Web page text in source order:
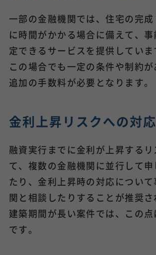
一部の金融機関では、住宅の完
に時間がかかる場合に備えて、
定できるサービスを提供していま
この場合でも一定の条件や制約
追加の手数料が必要となります。
金利上昇リスクへの対応
融資実行までに金利が上昇するリ
て、複数の金融機関に並行して
たり、金利上昇時の対応につい
関と相談したりすることが推奨
建築期間が長い案件では、この
です。